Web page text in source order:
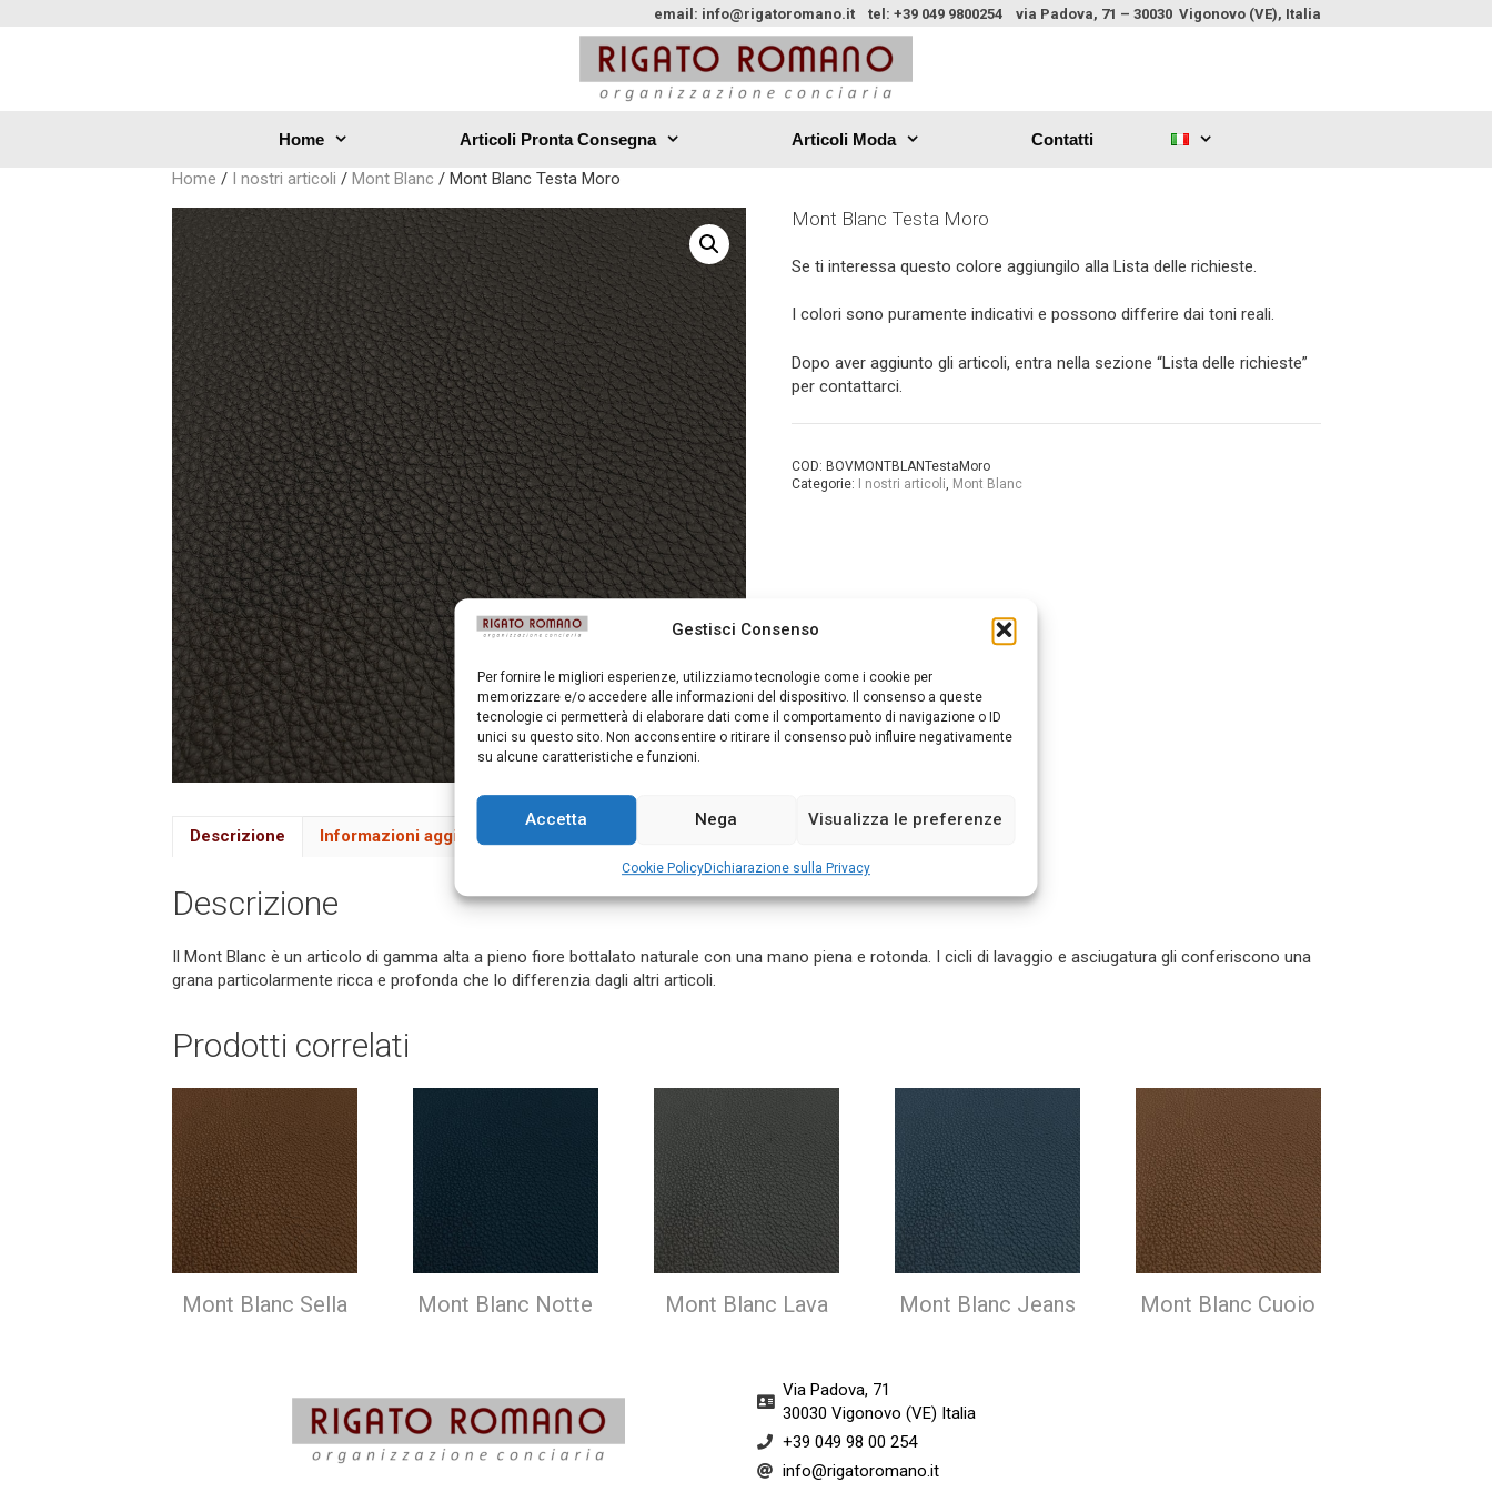
Gestisci Consenso
Per fornire le migliori esperienze, utilizziamo tecnologie come i cookie per
memorizzare e/o accedere alle informazioni del dispositivo. Il consenso a queste
tecnologie ci permetterà di elaborare dati come il comportamento di navigazione o ID
unici su questo sito. Non acconsentire o ritirare il consenso può influire negativamente
su alcune caratteristiche e funzioni.
Accetta Nega Visualizza le preferenze
Cookie PolicyDichiarazione sulla Privacy
email: info@rigatoromano.it tel: +39 049 9800254 via Padova, 71 – 30030 Vigonovo (VE), Italia
Home Articoli Pronta Consegna Articoli Moda Contatti
Home / I nostri articoli / Mont Blanc / Mont Blanc Testa Moro
Mont Blanc Testa Moro
Se ti interessa questo colore aggiungilo alla Lista delle richieste.
I colori sono puramente indicativi e possono differire dai toni reali.
Dopo aver aggiunto gli articoli, entra nella sezione “Lista delle richieste”
per contattarci.
COD: BOVMONTBLANTestaMoro
Categorie:
I nostri articoli, Mont Blanc
Descrizione Informazioni aggiuntive
Descrizione
Il Mont Blanc è un articolo di gamma alta a pieno fiore bottalato naturale con una mano piena e rotonda. I cicli di lavaggio e asciugatura gli conferiscono una
grana particolarmente ricca e profonda che lo differenzia dagli altri articoli.
Prodotti correlati
Mont Blanc Sella Mont Blanc Notte Mont Blanc Lava Mont Blanc Jeans Mont Blanc Cuoio
Via Padova, 71
30030 Vigonovo (VE) Italia​
+39 049 98 00 254
info@rigatoromano.it​